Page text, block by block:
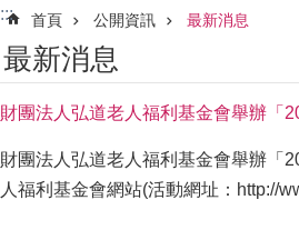
::: 首頁 公開資訊 最新消息
最新消息
財團法人弘道老人福利基金會舉辦「
財團法人弘道老人福利基金會舉辦「
人福利基金會網站(活動網址： http://